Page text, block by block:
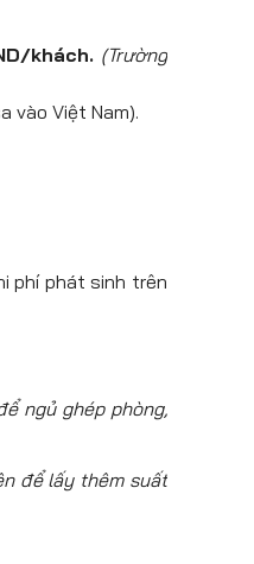
khách. (Trường
vào Việt Nam).
phí phát sinh trên
ngủ ghép phòng,
để lấy thêm suất